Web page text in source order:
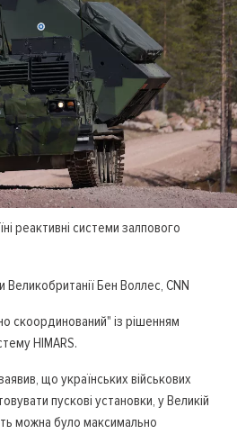
реактивні системи залпового
Бен Воллес, CNN
скоординований" із рішенням
HIMARS.
що українських військових
пускові установки, у Великій
можна було максимально